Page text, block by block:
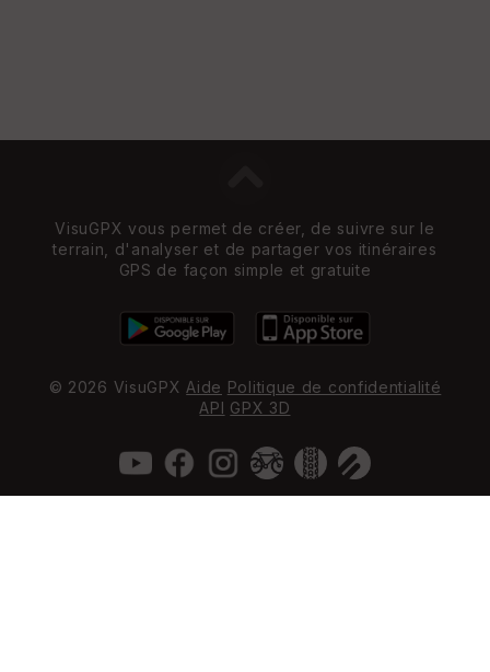
VisuGPX vous permet de créer, de suivre sur le
terrain, d'analyser et de partager vos itinéraires
GPS de façon simple et gratuite
© 2026 VisuGPX Aide Politique de confidentialité
API GPX 3D